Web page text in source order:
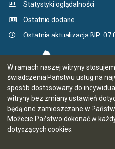
W ramach naszej witryny
świadczenia Państwu usług na
sposób dostosowany do
witryny bez zmiany ustawień
będą one zamieszczane w
Możecie Państwo dokonać w
dotyczących cookies.
Statystyki oglądalności
Ostatnio dodane
Ostatnia aktualizacja BIP: